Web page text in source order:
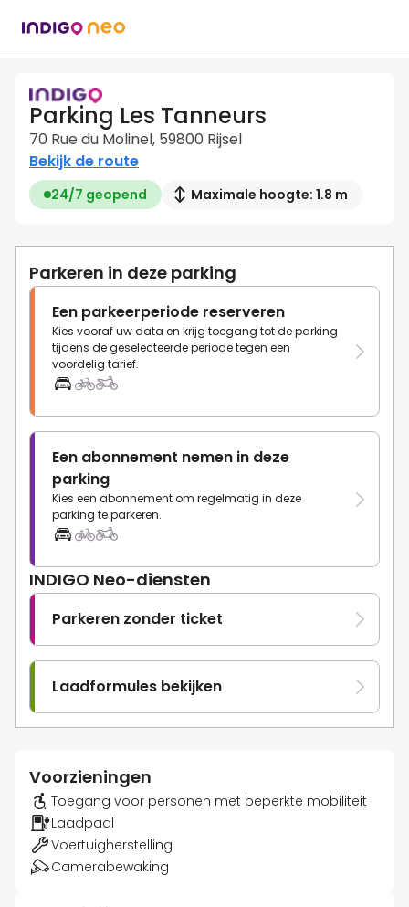
Parking Les Tanneurs
70 Rue du Molinel, 59800 Rijsel
Bekijk de route
24/7 geopend Maximale hoogte: 1.8 m
Parkeren in deze parking
Een parkeerperiode reserveren
Kies vooraf uw data en krijg toegang tot de parking
tijdens de geselecteerde periode tegen een
voordelig tarief.
Een abonnement nemen in deze
parking
Kies een abonnement om regelmatig in deze
parking te parkeren.
INDIGO Neo-diensten
Parkeren zonder ticket
Laadformules bekijken
Voorzieningen
Toegang voor personen met beperkte mobiliteit
Laadpaal
Voertuigherstelling
Camerabewaking